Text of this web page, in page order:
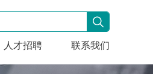
人才招聘 联系我们